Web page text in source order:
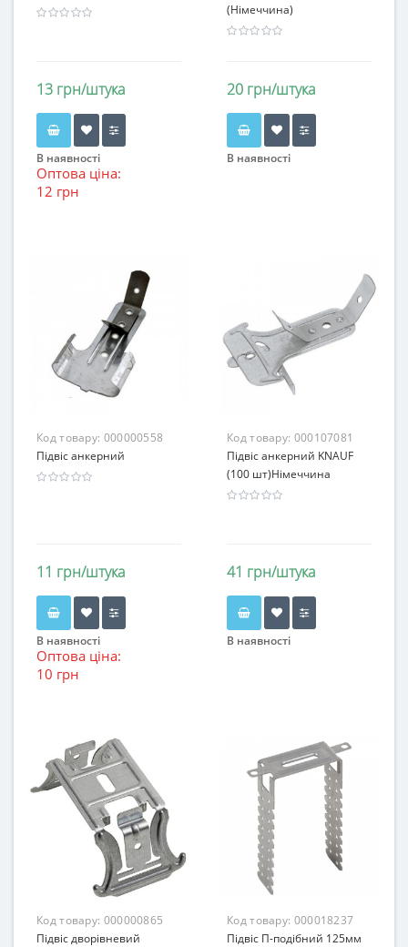
13 грн/штука
В наявності
Оптова ціна:
12 грн
(Німеччина)
20 грн/штука
В наявності
Код товару: 000000558
Підвіс анкерний
11 грн/штука
В наявності
Оптова ціна:
10 грн
Код товару: 000107081
Підвіс анкерний KNAUF
(100 шт)Німеччина
41 грн/штука
В наявності
Код товару: 000000865
Підвіс дворівневий
Код товару: 000018237
Підвіс П-подібний 125мм